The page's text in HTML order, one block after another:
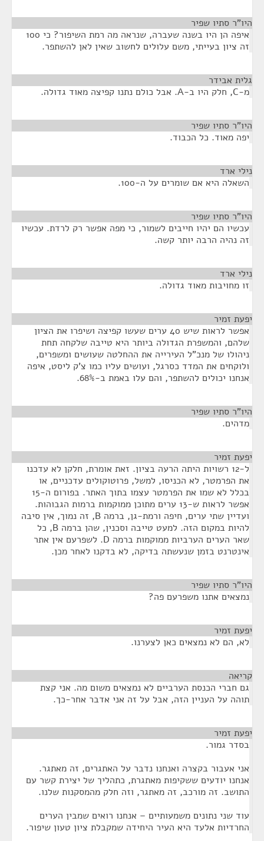
היו"ר סתיו שפיר
איפה הן היו בשנה שעברה, שנראה מה רמת השיפור? כי 100
זה ציון בעייתי, משם עלולים לחשוב שאין לאן להשתפר.
גלית אבידר
מ-C, חלק היו ב-A. אבל כולם נתנו קפיצה מאוד גדולה.
היו"ר סתיו שפיר
יפה מאוד. כל הכבוד.
נילי ארד
השאלה היא אם שומרים על ה-100.
היו"ר סתיו שפיר
עכשיו הם יהיו חייבים לשמור, כי מפה אפשר רק לרדת. עכשיו
זה נהיה הרבה יותר קשה.
נילי ארד
זו מחויבות מאוד גדולה.
יפעת זמיר
אפשר לראות שיש 40 ערים שעשו קפיצה ושיפרו את הציון
שלהם, והמשפרת הגדולה ביותר היא טייבה שלקחה תחת
ניהולו של מנכ"ל העירייה את ההחלטה שעושים ומשפרים,
ולוקחים את המדד כסרגל, ועושים עליו כמו צ'ק ליסט, איפה
אנחנו יכולים להשתפר, והם עלו באמת ב-68%.
היו"ר סתיו שפיר
מדהים.
יפעת זמיר
ל-12 רשויות היתה הרעה בציון. זאת אומרת, חלקן לא עדכנו
את הפרמטר, לא הכניסו, למשל, פרוטוקולים עדכניים, או
בכלל לא שמו את הפרמטר עצמו בתוך האתר. בפורום ה-15
אפשר לראות ש-13 ערים מתוכן ממוקמות ברמות הגבוהות.
ועדיין שתי ערים, חיפה ורמת-גן, ברמה B, זה נמוך, אין סיבה
להיות במקום הזה. למעט טייבה וסכנין, שהן ברמה B, כל
שאר הערים הערביות ממוקמות ברמה D. לשפרעם אין אתר
אינטרנט בזמן שנעשתה בדיקה, לא בדקנו לאחר מכן.
היו"ר סתיו שפיר
נמצאים אתנו משפרעם פה?
יפעת זמיר
לא, הם לא נמצאים כאן לצערנו.
קריאה
גם חברי הכנסת הערביים לא נמצאים משום מה. אני קצת
תוהה על העניין הזה, אבל על זה אני אדבר אחר-כך.
יפעת זמיר
בסדר גמור.
אני אעבור בקצרה ואנחנו נדבר על האתגרים, זה מאתגר.
אנחנו יודעים ששקיפות מאתגרת, כתהליך של יצירת קשר עם
התושב. זה מורכב, זה מאתגר, וזה חלק מהמסקנות שלנו.
עוד שני נתונים משמעותיים – אנחנו רואים שמבין הערים
החרדיות אלעד היא העיר היחידה שמקבלת ציון טעון שיפור.